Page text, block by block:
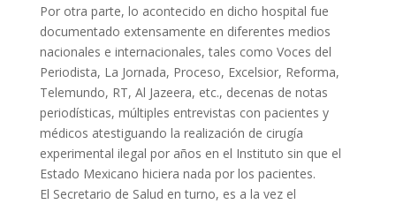
Por otra parte, lo acontecido en dicho hospital fue
documentado extensamente en diferentes medios
nacionales e internacionales, tales como Voces del
Periodista, La Jornada, Proceso, Excelsior, Reforma,
Telemundo, RT, Al Jazeera, etc., decenas de notas
periodísticas, múltiples entrevistas con pacientes y
médicos atestiguando la realización de cirugía
experimental ilegal por años en el Instituto sin que el
Estado Mexicano hiciera nada por los pacientes.
El Secretario de Salud en turno, es a la vez el